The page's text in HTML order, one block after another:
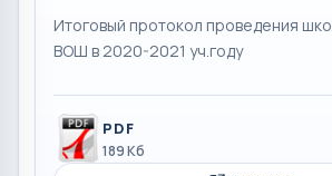
Итоговый протокол проведения
ВОШ в 2020-2021 уч.году
PDF
189 Кб